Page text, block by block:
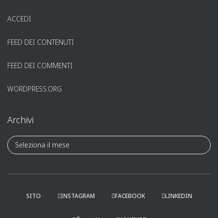
ACCEDI
FEED DEI CONTENUTI
FEED DEI COMMENTI
WORDPRESS.ORG
Archivi
A
r
h
SITO INSTAGRAM FACEBOOK LINKEDIN